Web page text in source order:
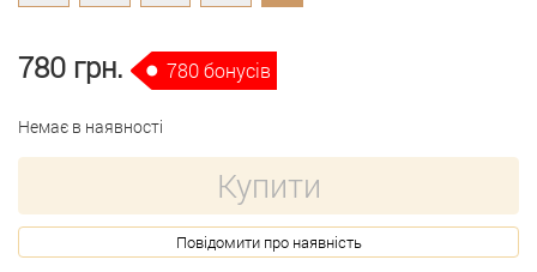
780 грн. 780 бонусів
Немає в наявності
Купити
Повідомити про наявність